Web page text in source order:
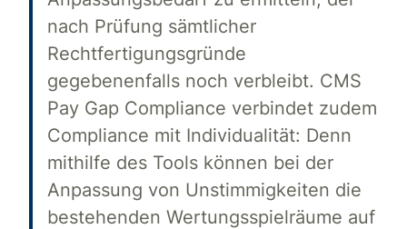
nach Prüfung sämtlicher
Rechtfertigungsgründe
gegebenenfalls noch verbleibt. CMS
Pay Gap Compliance verbindet zudem
Compliance mit Individualität: Denn
mithilfe des Tools können bei der
Anpassung von Unstimmigkeiten die
bestehenden Wertungsspielräume auf